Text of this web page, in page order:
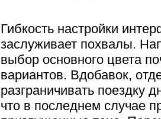
Гибкость настройки
заслуживает похвалы.
выбор основного цвета
вариантов. Вдобавок,
разграничивать поездку
что в последнем случае